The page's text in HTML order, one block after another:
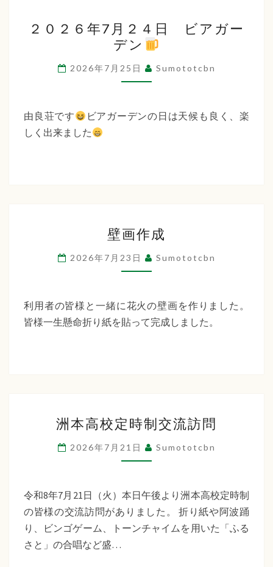
０
２
６
年
月
ー
ン
２０２６年7月２４日 ビアガー
デン
2026年7月25日 Sumototcbn
由良荘です
ビアガーデンの日は天候も良く、楽
しく出来ました
画
作
成
壁画作成
2026年7月23日 Sumototcbn
利用者の皆様と一緒に花火の壁画を作りました。
皆様一生懸命折り紙を貼って完成しました。
本
高
校
時
制
交
洲本高校定時制交流訪問
2026年7月21日 Sumototcbn
令和8年7月21日（火）本日午後より洲本高校定時制
の皆様の交流訪問がありました。 折り紙や阿波踊
り、ビンゴゲーム、トーンチャイムを用いた「ふる
さと」の合唱など盛…